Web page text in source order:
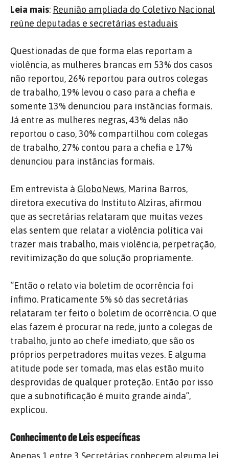
Leia mais: Reunião ampliada do Coletivo Nacional
reúne deputadas e secretárias estaduais
Questionadas de que forma elas reportam a
violência, as mulheres brancas em 53% dos casos
não reportou, 26% reportou para outros colegas
de trabalho, 19% levou o caso para a chefia e
somente 13% denunciou para instâncias formais.
Já entre as mulheres negras, 43% delas não
reportou o caso, 30% compartilhou com colegas
de trabalho, 27% contou para a chefia e 17%
denunciou para instâncias formais.
Em entrevista à GloboNews, Marina Barros,
diretora executiva do Instituto Alziras, afirmou
que as secretárias relataram que muitas vezes
elas sentem que relatar a violência política vai
trazer mais trabalho, mais violência, perpetração,
revitimização do que solução propriamente.
“Então o relato via boletim de ocorrência foi
ínfimo. Praticamente 5% só das secretárias
relataram ter feito o boletim de ocorrência. O que
elas fazem é procurar na rede, junto a colegas de
trabalho, junto ao chefe imediato, que são os
próprios perpetradores muitas vezes. E alguma
atitude pode ser tomada, mas elas estão muito
desprovidas de qualquer proteção. Então por isso
que a subnotificação é muito grande ainda”,
explicou.
Conhecimento de Leis específicas
Apenas 1 entre 3 Secretárias conhecem alguma lei